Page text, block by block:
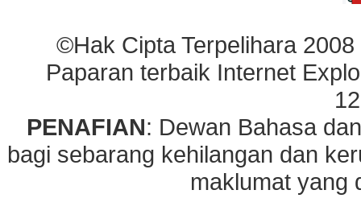
©Hak Cipta Terpelihara
Paparan terbaik Internet
PENAFIAN: Dewan Bahasa
bagi sebarang kehilangan dan
maklumat yang